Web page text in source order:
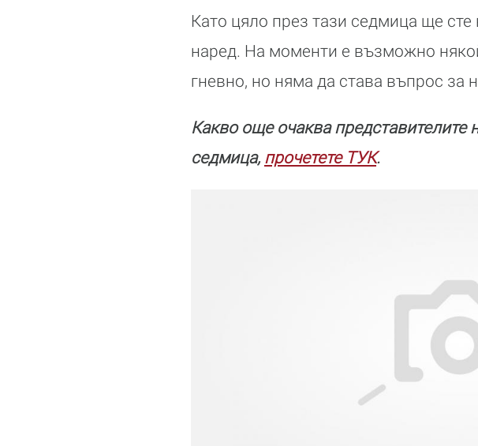
Като цяло през тази седмица ще
наред. На моменти е възможно
гневно, но няма да става въпрос
Какво още очаква представителите
седмица, прочетете ТУК.